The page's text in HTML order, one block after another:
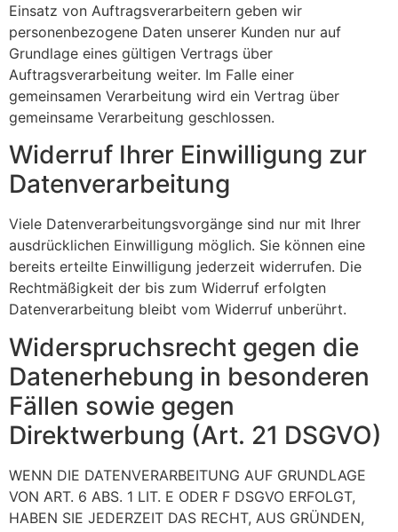
Einsatz von Auftragsverarbeitern geben wir
personenbezogene Daten unserer Kunden nur auf
Grundlage eines gültigen Vertrags über
Auftragsverarbeitung weiter. Im Falle einer
gemeinsamen Verarbeitung wird ein Vertrag über
gemeinsame Verarbeitung geschlossen.
Widerruf Ihrer Einwilligung zur
Datenverarbeitung
Viele Datenverarbeitungsvorgänge sind nur mit Ihrer
ausdrücklichen Einwilligung möglich. Sie können eine
bereits erteilte Einwilligung jederzeit widerrufen. Die
Rechtmäßigkeit der bis zum Widerruf erfolgten
Datenverarbeitung bleibt vom Widerruf unberührt.
Widerspruchsrecht gegen die
Datenerhebung in besonderen
Fällen sowie gegen
Direktwerbung (Art. 21 DSGVO)
WENN DIE DATENVERARBEITUNG AUF GRUNDLAGE
VON ART. 6 ABS. 1 LIT. E ODER F DSGVO ERFOLGT,
HABEN SIE JEDERZEIT DAS RECHT, AUS GRÜNDEN,